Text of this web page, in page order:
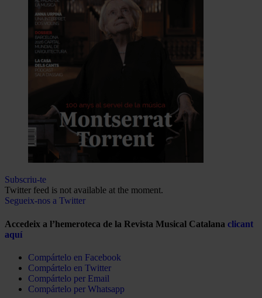
Subscriu-te
Twitter feed is not available at the moment.
Segueix-nos a Twitter
Accedeix a l’hemeroteca de la Revista Musical Catalana clicant
aquí
Compártelo en Facebook
Compártelo en Twitter
Compártelo per Email
Compártelo per Whatsapp